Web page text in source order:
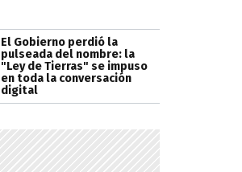
El Gobierno perdió la
pulseada del nombre: la
"Ley de Tierras" se impuso
en toda la conversación
digital